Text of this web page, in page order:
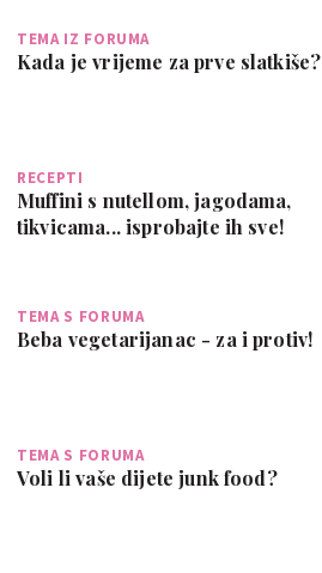
TEMA IZ FORUMA
Kada je vrijeme za prve slatkiše?
RECEPTI
Muffini s nutellom, jagodama,
tikvicama... isprobajte ih sve!
TEMA S FORUMA
Beba vegetarijanac - za i protiv!
TEMA S FORUMA
Voli li vaše dijete junk food?